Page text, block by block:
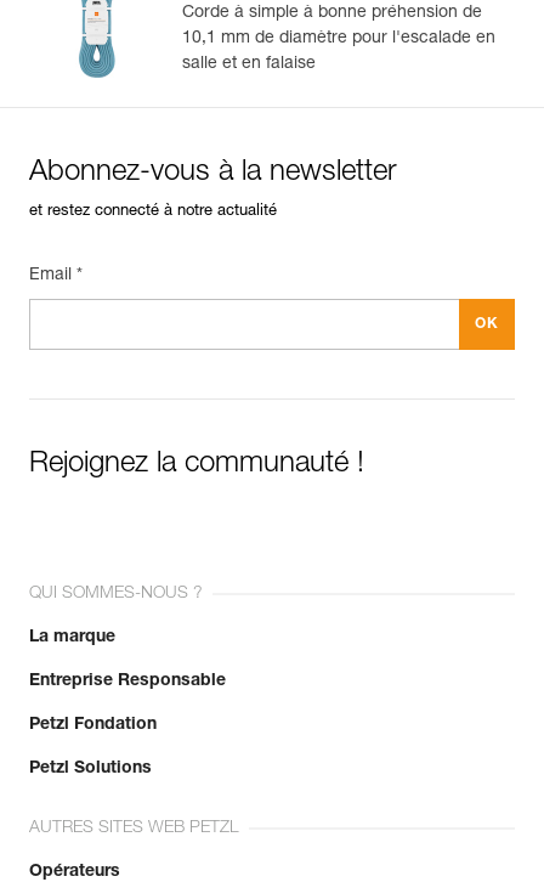
Corde à simple à bonne préhension de
10,1 mm de diamètre pour l'escalade en
salle et en falaise
Abonnez-vous à la newsletter
et restez connecté à notre actualité
Email *
Rejoignez la communauté !
QUI SOMMES-NOUS ?
La marque
Entreprise Responsable
Petzl Fondation
Petzl Solutions
AUTRES SITES WEB PETZL
Opérateurs